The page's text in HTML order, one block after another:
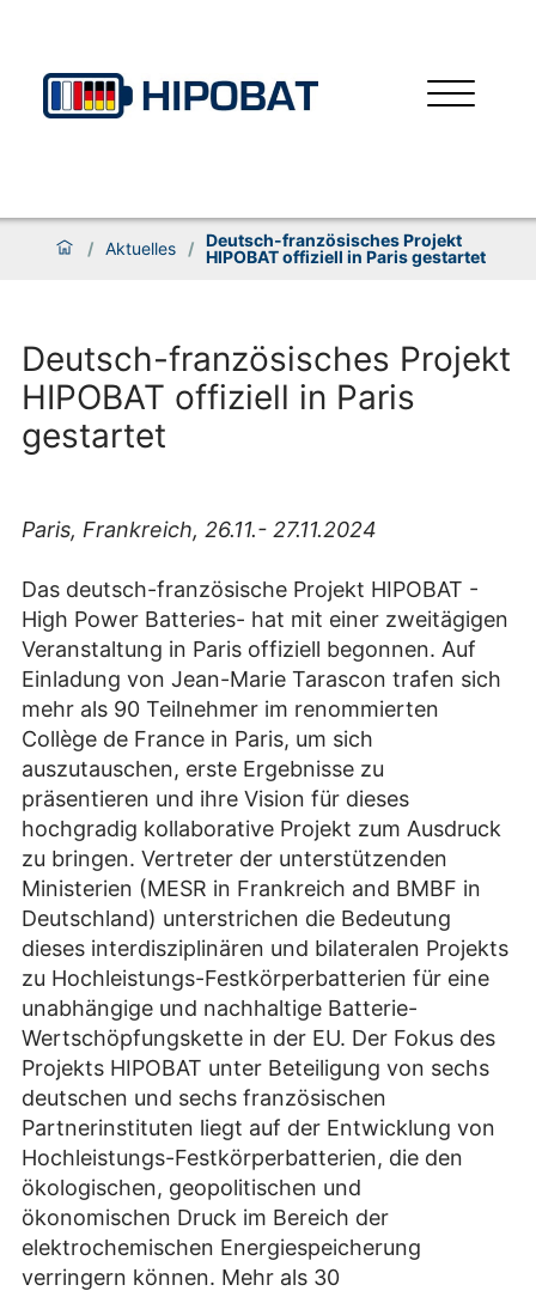
/ Aktuelles / Deutsch-französisches Projekt
HIPOBAT offiziell in Paris gestartet
Deutsch-französisches Projekt
HIPOBAT offiziell in Paris
gestartet
Paris, Frankreich, 26.11.- 27.11.2024
Das deutsch-französische Projekt HIPOBAT -
High Power Batteries- hat mit einer zweitägigen
Veranstaltung in Paris offiziell begonnen. Auf
Einladung von Jean-Marie Tarascon trafen sich
mehr als 90 Teilnehmer im renommierten
Collège de France in Paris, um sich
auszutauschen, erste Ergebnisse zu
präsentieren und ihre Vision für dieses
hochgradig kollaborative Projekt zum Ausdruck
zu bringen. Vertreter der unterstützenden
Ministerien (MESR in Frankreich and BMBF in
Deutschland) unterstrichen die Bedeutung
dieses interdisziplinären und bilateralen Projekts
zu Hochleistungs-Festkörperbatterien für eine
unabhängige und nachhaltige Batterie-
Wertschöpfungskette in der EU. Der Fokus des
Projekts HIPOBAT unter Beteiligung von sechs
deutschen und sechs französischen
Partnerinstituten liegt auf der Entwicklung von
Hochleistungs-Festkörperbatterien, die den
ökologischen, geopolitischen und
ökonomischen Druck im Bereich der
elektrochemischen Energiespeicherung
verringern können. Mehr als 30